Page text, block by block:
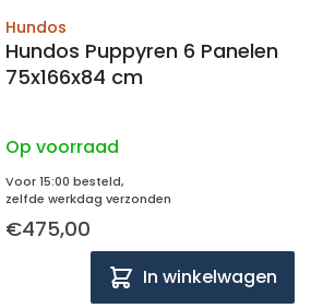
Hundos
Hundos Puppyren 6 Panelen
75x166x84 cm
Op voorraad
Voor 15:00 besteld,
zelfde werkdag verzonden
€475,00
In winkelwagen